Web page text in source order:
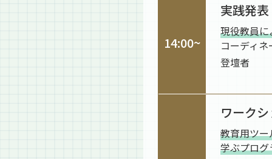
14:00~
実践発表
現役教員
コーディ
登壇者
ワーク
教育用ツ
学ぶプログ